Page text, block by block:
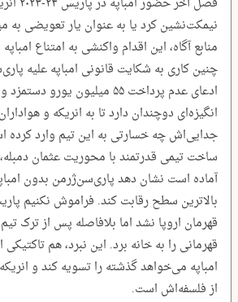
نیمکت‌نشین کرد یا به ‌عنوان یار تعویضی به
منابع آگاه، این اقدام واکنشی به امتناع
چنین کاری به شکایت قانونی امباپه علیه
ادعای عدم پرداخت ۵۵ میلیون
انگیزه‌ای دوچندان دارد تا به انریکه و
جدایی‌اش چه خسارتی به این تیم وارد کرده
ساخت تیمی قدرتمند با محوریت عثمان دمبله،
آماده است نشان دهد پاری‌سن‌ژرمن بدون
بالاترین سطح رقابت کند. فراموش نکنیم
قهرمان اروپا نشد اما بلافاصله پس از ترک
قهرمانی را به خانه برد. این نبرد، هم
امباپه می‌خواهد گذشته را تسویه کند و
از فلسفه‌اش است.